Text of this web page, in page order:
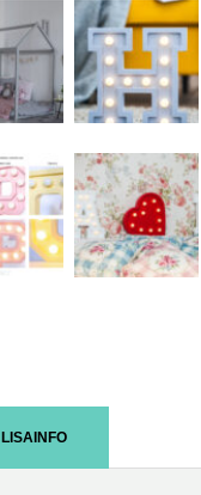
LISAINFO